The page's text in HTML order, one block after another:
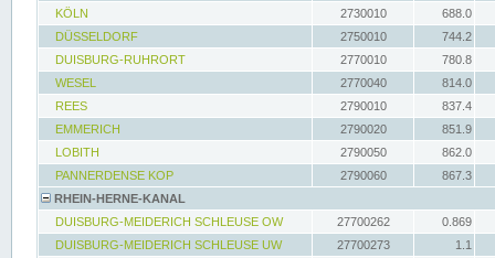
KÖLN
2730010
688.0
DÜSSELDORF
2750010
744.2
DUISBURG-RUHRORT
2770010
780.8
WESEL
2770040
814.0
REES
2790010
837.4
EMMERICH
2790020
851.9
LOBITH
2790050
862.0
PANNERDENSE KOP
2790060
867.3
RHEIN-HERNE-KANAL
DUISBURG-MEIDERICH SCHLEUSE OW
27700262
0.869
DUISBURG-MEIDERICH SCHLEUSE UW
27700273
1.1